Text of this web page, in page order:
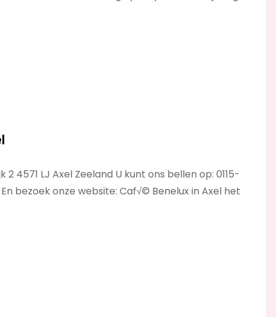
2 4571 LJ Axel Zeeland U kunt ons bellen op: 0115-
bezoek onze website: Caf√© Benelux in Axel het